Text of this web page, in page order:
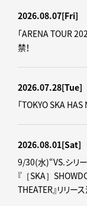
2026.08.07[Fri]
「ARENA TOUR
禁！
2026.07.28[Tue]
「TOKYO SKA
2026.08.01[Sat]
9/30(水)“VS.シリ
『［SKA］
THEATER』リリー